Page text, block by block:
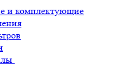
и комплектующие